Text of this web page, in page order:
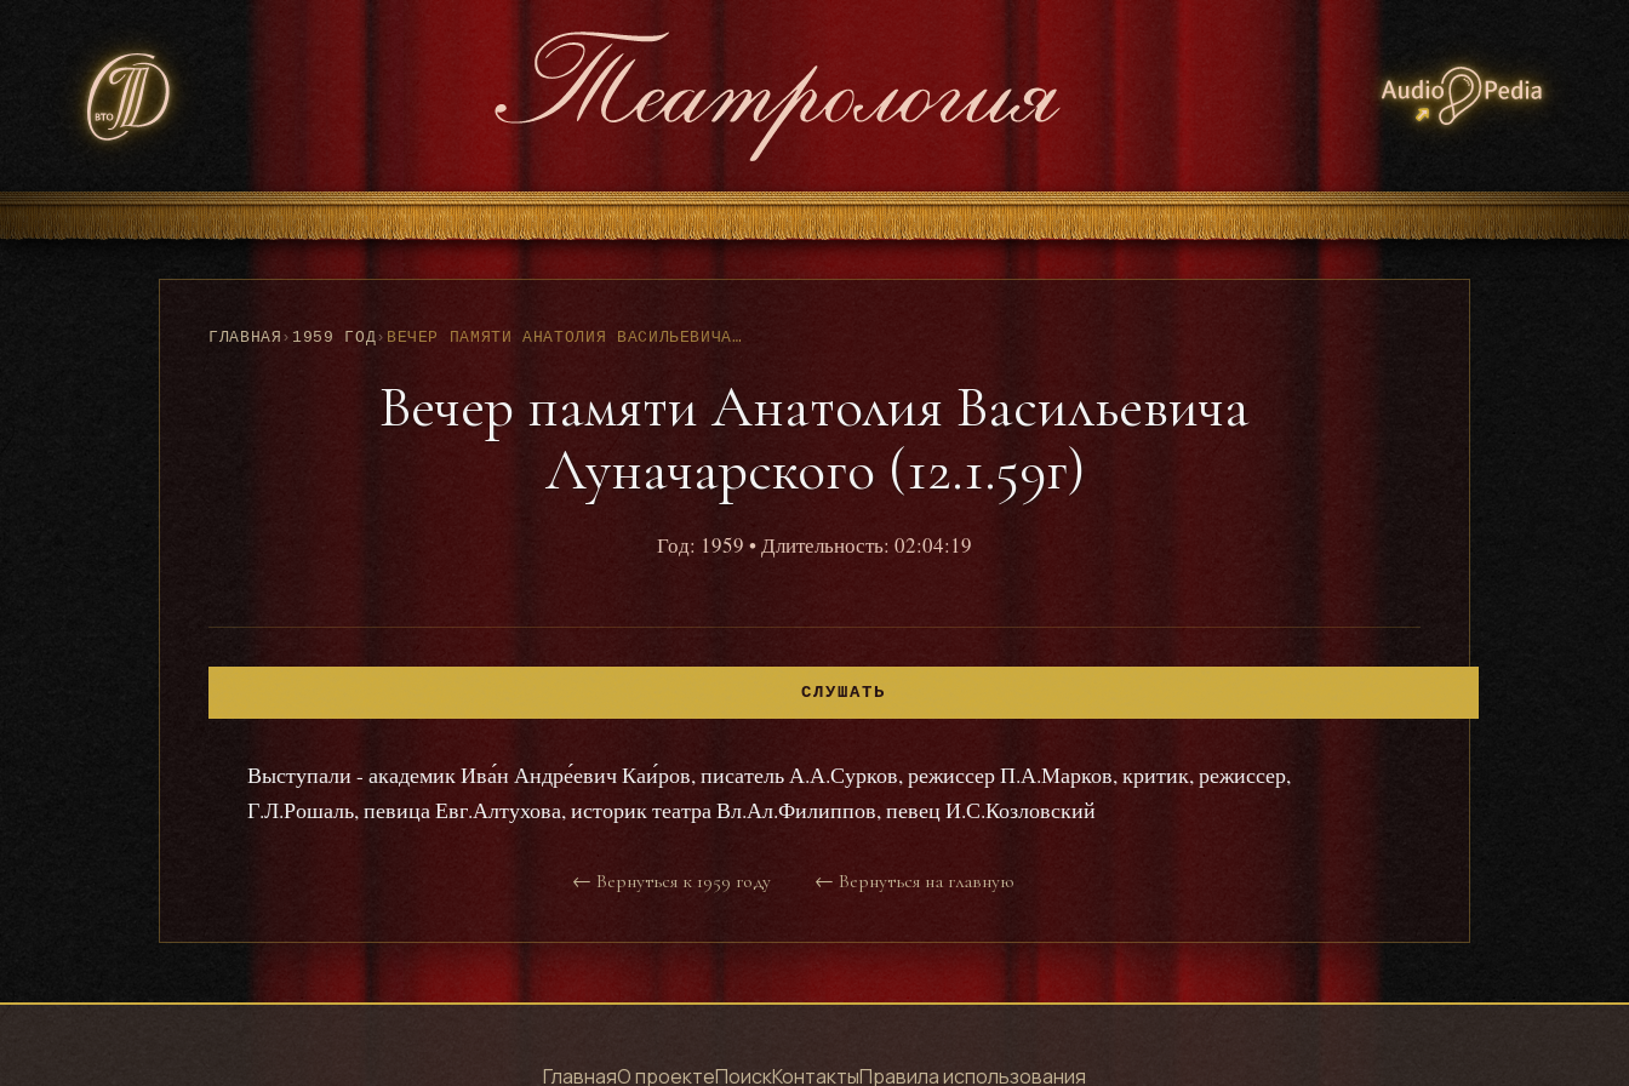
ГЛАВНАЯ › 1959 ГОД› ВЕЧЕР ПАМЯТИ АНАТОЛИЯ ВАСИЛЬЕВИЧА ЛУНАЧАРСКОГО (12.1.59Г)
Вечер памяти Анатолия Васильевича
Луначарского (12.1.59г)
Год: 1959 • Длительность: 02:04:19
СЛУШАТЬ
Выступали - академик Ива́н Андре́евич Каи́ров, писатель А.А.Сурков, режиссер П.А.Марков, критик, режиссер,
Г.Л.Рошаль, певица Евг.Алтухова, историк театра Вл.Ал.Филиппов, певец И.С.Козловский
← Вернуться к 1959 году ← Вернуться на главную
ГлавнаяО проектеПоискКонтактыПравила использования